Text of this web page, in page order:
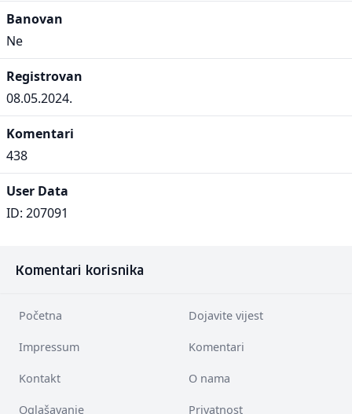
Banovan
Ne
Registrovan
08.05.2024.
Komentari
438
User Data
ID: 207091
Komentari korisnika
Početna Dojavite vijest
Impressum Komentari
Kontakt O nama
Oglašavanje Privatnost